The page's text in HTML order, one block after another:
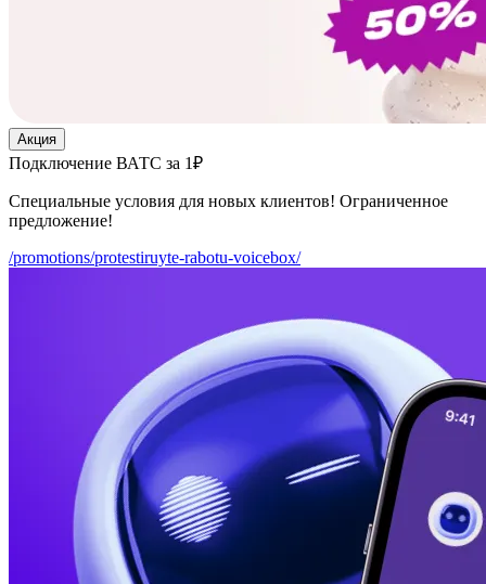
Акция
Подключение ВАТС за 1₽
Специальные условия для новых клиентов! Ограниченное
предложение!
/promotions/protestiruyte-rabotu-voicebox/